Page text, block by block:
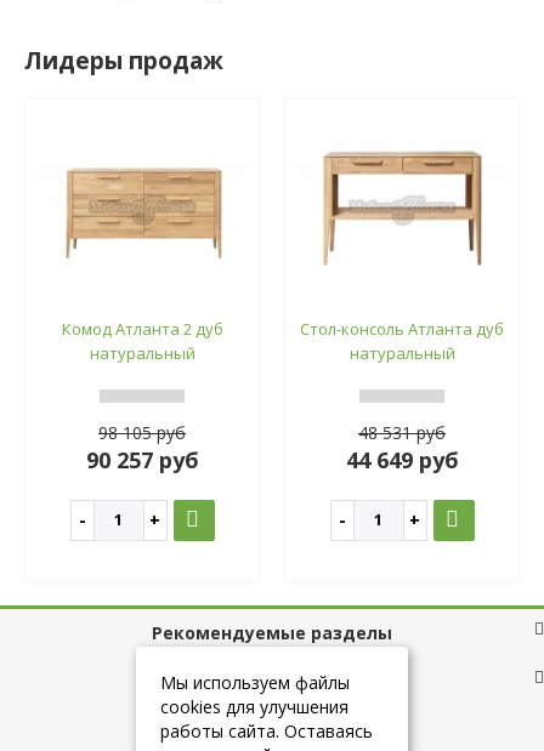
Лидеры продаж
Комод Атланта 2 дуб
натуральный
98 105 руб
90 257 руб
Стол-консоль Атланта дуб
натуральный
48 531 руб
44 649 руб
Рекомендуемые разделы
Полезные ссылки
Мы используем файлы
cookies для улучшения
работы сайта. Оставаясь